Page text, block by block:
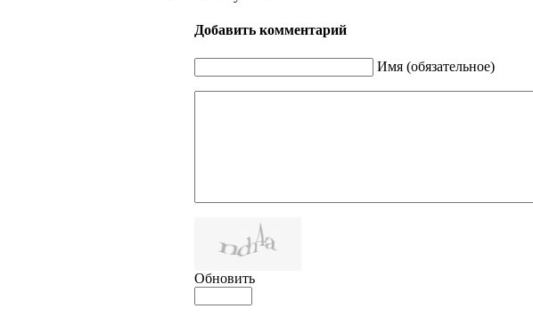
Добавить комментарий
Имя (обязательное)
Обновить